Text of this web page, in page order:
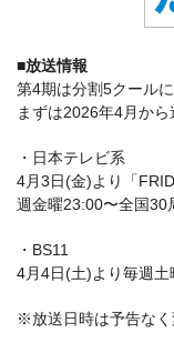
■放送情報
第4期は分割5クールに
まずは2026年4月から
・日本テレビ系
4月3日(金)より「
週金曜23:00〜全国30
・BS11
4月4日(土)より毎週土
※放送日時は予告なく